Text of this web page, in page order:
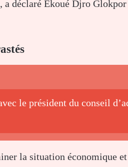
déclaré Ekoué Djro Glokpor
le président du conseil
la situation économique